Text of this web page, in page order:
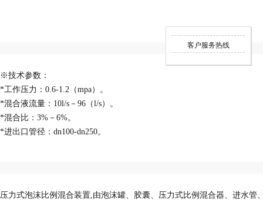
※技术参数：
*工作压力：0.6-1.2（mpa）。
*混合液流量：10l/s－96（l/s）。
*混合比：3%－6%。
*进出口管径：dn100-dn250。
压力式泡沫比例混合装置,由泡沫罐、胶囊、压力式比例混合器、进水
客户服务热线